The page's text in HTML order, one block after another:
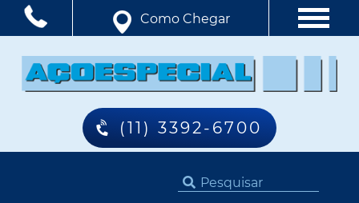
Como Chegar
(11) 3392-6700